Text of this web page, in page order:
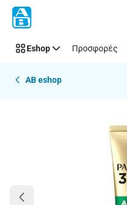
Παράλειψη
Eshop Προσφορές
AB eshop